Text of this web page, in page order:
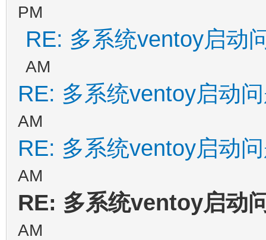
PM
RE: 多系统ventoy启动
AM
RE: 多系统ventoy启动
AM
RE: 多系统ventoy启动
AM
RE: 多系统ventoy启动
AM